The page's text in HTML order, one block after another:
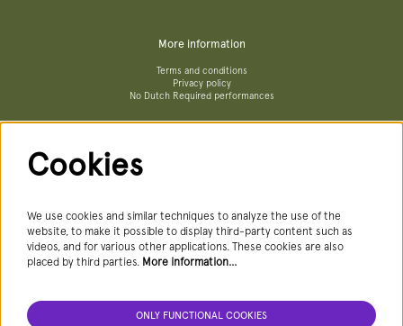
More information
Terms and conditions
Privacy policy
No Dutch Required performances
Newsletter
SIGN UP NEWSLETTER
Cookies
We use cookies and similar techniques to analyze the use of the
website, to make it possible to display third-party content such as
videos, and for various other applications. These cookies are also
placed by third parties. More information…
ONLY FUNCTIONAL COOKIES